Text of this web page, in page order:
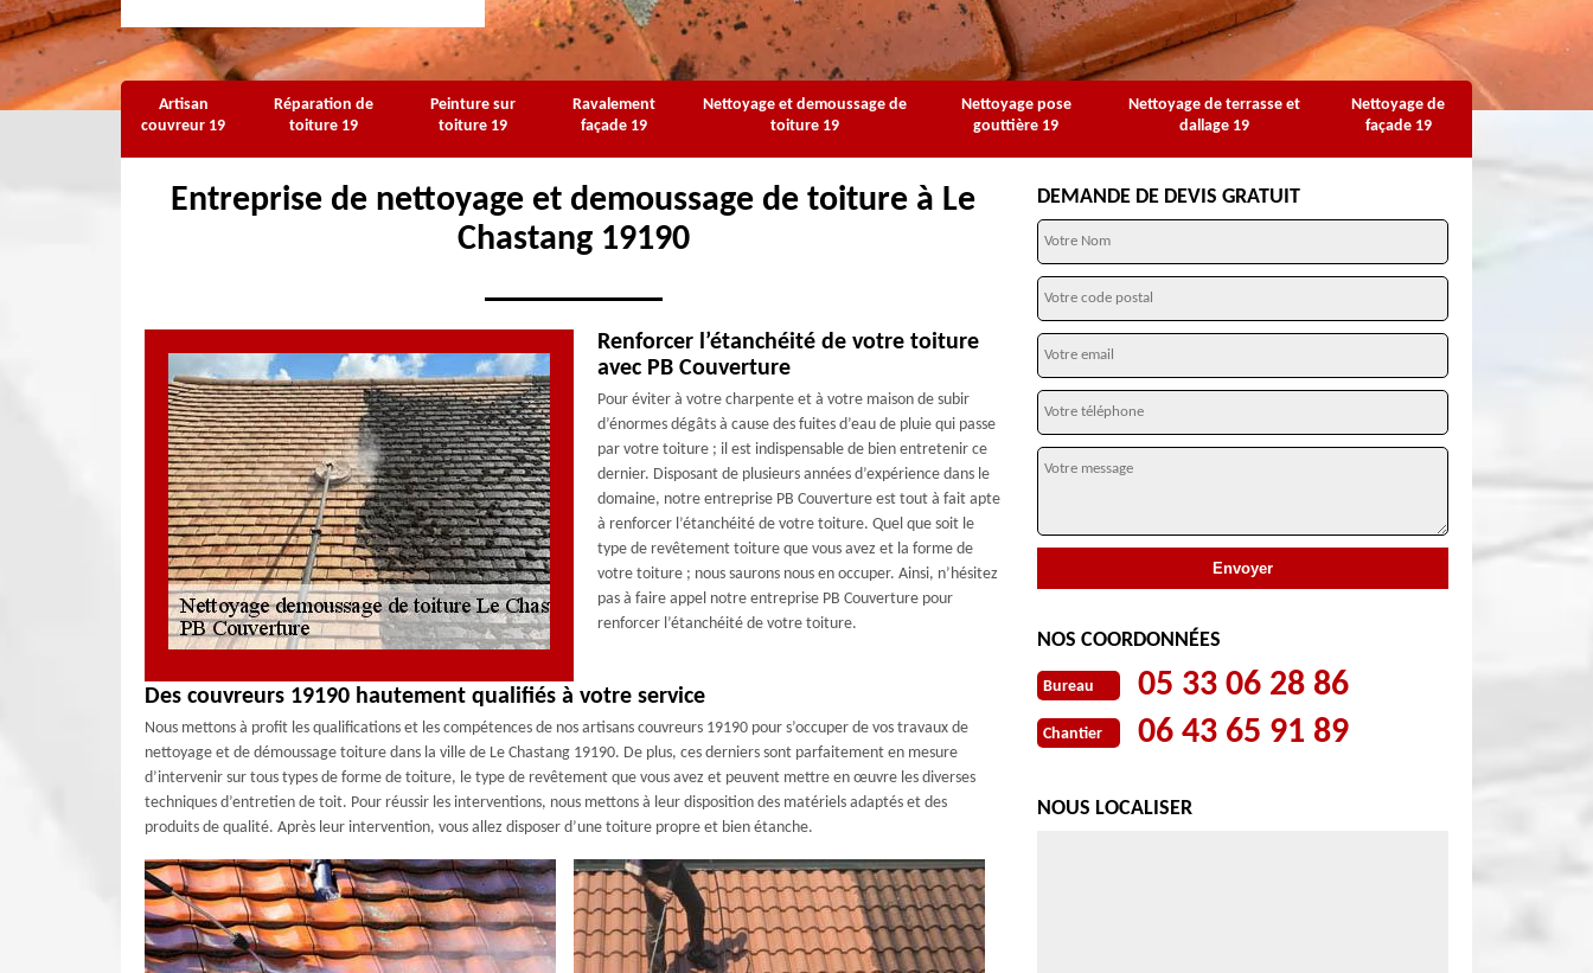
Artisan
couvreur 19
Réparation de
toiture 19
Peinture sur
toiture 19
Ravalement
façade 19
Nettoyage et demoussage de
toiture 19
Nettoyage pose
gouttière 19
Nettoyage de terrasse et
dallage 19
Nettoyage de
façade 19
Entreprise de nettoyage et demoussage de toiture à Le
Chastang 19190
Renforcer l’étanchéité de votre toiture
avec PB Couverture
Pour éviter à votre charpente et à votre maison de subir
d’énormes dégâts à cause des fuites d’eau de pluie qui passe
par votre toiture ; il est indispensable de bien entretenir ce
dernier. Disposant de plusieurs années d’expérience dans le
domaine, notre entreprise PB Couverture est tout à fait apte
à renforcer l’étanchéité de votre toiture. Quel que soit le
type de revêtement toiture que vous avez et la forme de
votre toiture ; nous saurons nous en occuper. Ainsi, n’hésitez
pas à faire appel notre entreprise PB Couverture pour
renforcer l’étanchéité de votre toiture.
Des couvreurs 19190 hautement qualifiés à votre service
Nous mettons à profit les qualifications et les compétences de nos artisans couvreurs 19190 pour s’occuper de vos travaux de
nettoyage et de démoussage toiture dans la ville de Le Chastang 19190. De plus, ces derniers sont parfaitement en mesure
d’intervenir sur tous types de forme de toiture, le type de revêtement que vous avez et peuvent mettre en œuvre les diverses
techniques d’entretien de toit. Pour réussir les interventions, nous mettons à leur disposition des matériels adaptés et des
produits de qualité. Après leur intervention, vous allez disposer d’une toiture propre et bien étanche.
DEMANDE DE DEVIS GRATUIT
NOS COORDONNÉES
Bureau 05 33 06 28 86
Chantier 06 43 65 91 89
NOUS LOCALISER